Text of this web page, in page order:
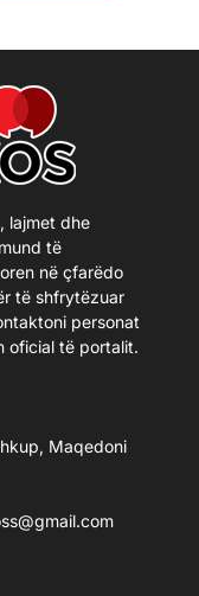
lajmet dhe
të
në çfarëdo
të shfrytëzuar
personat
oficial të portalit.
Maqedoni